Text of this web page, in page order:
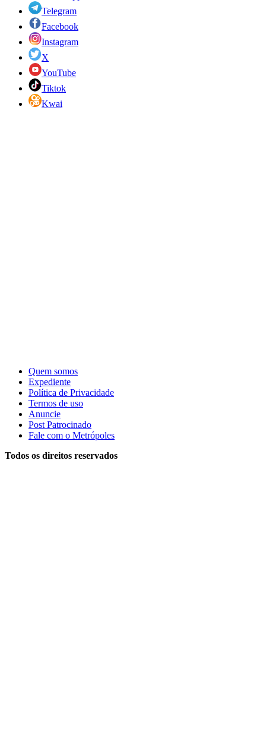
Telegram
Facebook
Instagram
X
YouTube
Tiktok
Kwai
Quem somos
Expediente
Política de Privacidade
Termos de uso
Anuncie
Post Patrocinado
Fale com o Metrópoles
Todos os direitos reservados